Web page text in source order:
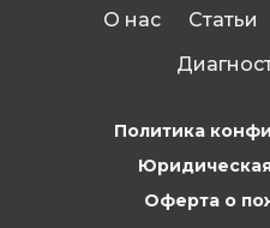
О нас Статьи
Политика
Оферта о